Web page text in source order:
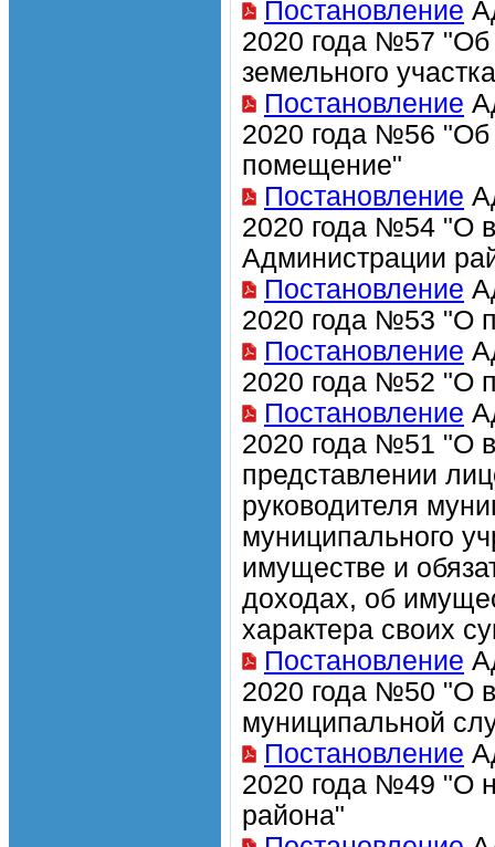
Постановление
2020 года №57 "Об
земельного
Постановление
2020 года №56 "Об
помещение"
Постановление
2020 года №54 "О
Администрации
Постановление
2020 года №53 "О
Постановление
2020 года №52 "О
Постановление
2020 года №51 "О
представлении
руководителя
муниципального
имуществе и
доходах, об
характера своих
Постановление
2020 года №50 "О
муниципальной
Постановление
2020 года №49 "О
района"